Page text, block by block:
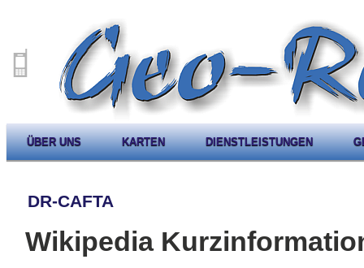
ÜBER UNS KARTEN DIENSTLEISTUNGEN
DR-CAFTA
Wikipedia